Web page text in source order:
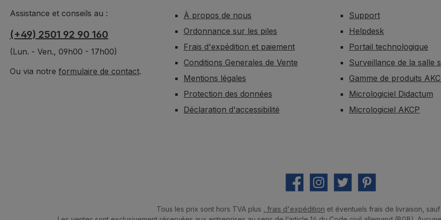
Assistance et conseils au :
(+49) 2501 92 90 160
(Lun. - Ven., 09h00 - 17h00)
Ou via notre formulaire de contact.
À propos de nous
Ordonnance sur les piles
Frais d'expédition et paiement
Conditions Generales de Vente
Mentions légales
Protection des données
Déclaration d'accessibilité
Support
Helpdesk
Portail technologique
Surveillance de la salle
Gamme de produits
Micrologiciel Didactum
Micrologiciel AKCP
FacebookInstagramTwitter Pinterest
Tous les prix sont hors TVA plus , frais d'expédition et éventuels frais de livraison,